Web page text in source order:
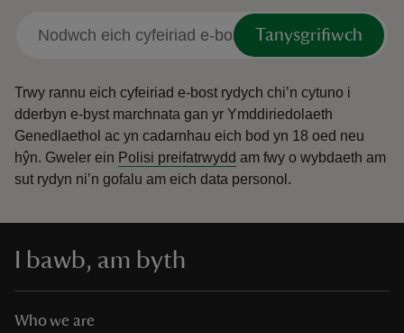
Tanysgrifiwch
Trwy rannu eich cyfeiriad e-bost rydych chi’n cytuno i
dderbyn e-byst marchnata gan yr Ymddiriedolaeth
Genedlaethol ac yn cadarnhau eich bod yn 18 oed neu
hŷn. Gweler ein Polisi preifatrwydd am fwy o wybdaeth am
sut rydyn ni’n gofalu am eich data personol.
I bawb, am byth
Who we are